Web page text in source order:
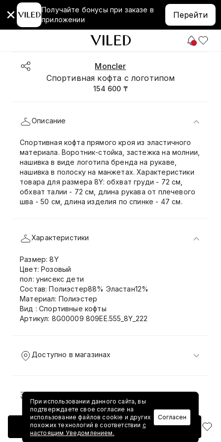
Получайте бонусы при заказе в
приложении
Перейти
Moncler
Спортивная кофта с логотипом
154 600 ₸
Добавить в корзину
Описание
Спортивная кофта прямого кроя из эластичного
материала. Воротник-стойка, застежка на молнии,
нашивка в виде логотипа бренда на рукаве,
нашивка в полоску на манжетах. Характеристики
товара для размера 8Y: обхват груди - 72 см,
обхват талии - 72 см, длина рукава от плечевого
шва - 50 см, длина изделия по спинке - 47 см.
Характеристики
Размер: 8Y
Цвет: Розовый
пол: унисекс дети
Состав: Полиэстер88% Эластан12%
Материал: Полиэстер
Вид : Спортивные кофты
Артикул: 8G00009 809EE.555_8Y_222
Доступно в магазинах
Доставка и возврат
При использовании данного сайта, вы
подтверждаете свое согласие на
использование файлов cookie и других
похожих технологий в соответствии с
настоящим Уведомлением.
Согласен